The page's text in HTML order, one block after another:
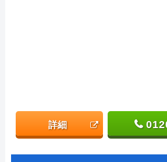
詳細